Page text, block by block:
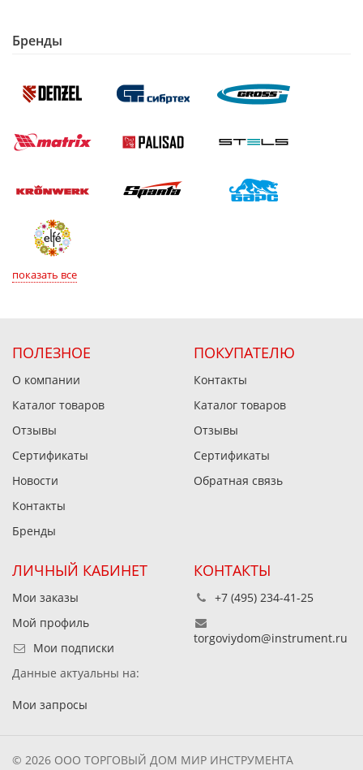
Бренды
показать все
ПОЛЕЗНОЕ
О компании
Каталог товаров
Отзывы
Сертификаты
Новости
Контакты
Бренды
ПОКУПАТЕЛЮ
Контакты
Каталог товаров
Отзывы
Сертификаты
Обратная связь
ЛИЧНЫЙ КАБИНЕТ
Мои заказы
Мой профиль
Мои подписки
Данные актуальны на:
Мои запросы
КОНТАКТЫ
+7 (495) 234-41-25
torgoviydom@instrument.ru
© 2026 ООО ТОРГОВЫЙ ДОМ МИР ИНСТРУМЕНТА